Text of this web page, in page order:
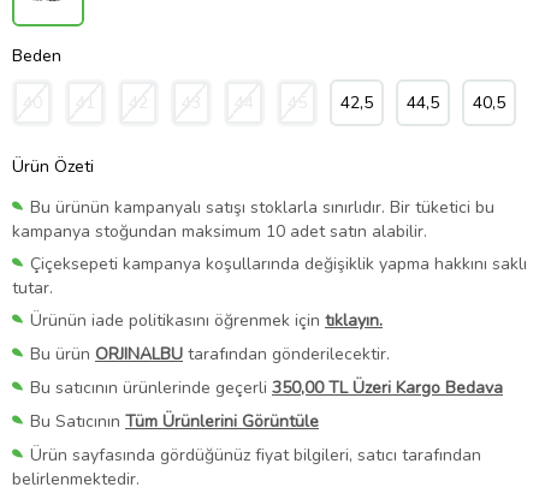
Beden
40 41 42 43 44 45 42,5 44,5 40,5
Ürün Özeti
Bu ürünün kampanyalı satışı stoklarla sınırlıdır. Bir tüketici bu
kampanya stoğundan maksimum 10 adet satın alabilir.
Çiçeksepeti kampanya koşullarında değişiklik yapma hakkını saklı
tutar.
Ürünün iade politikasını öğrenmek için tıklayın.
Bu ürün ORJINALBU tarafından gönderilecektir.
Bu satıcının ürünlerinde geçerli 350,00 TL Üzeri Kargo Bedava
Bu Satıcının Tüm Ürünlerini Görüntüle
Ürün sayfasında gördüğünüz fiyat bilgileri, satıcı tarafından
belirlenmektedir.